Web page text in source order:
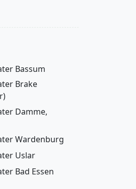
Bassum
Brake
Damme,
Wardenburg
Uslar
Bad Essen